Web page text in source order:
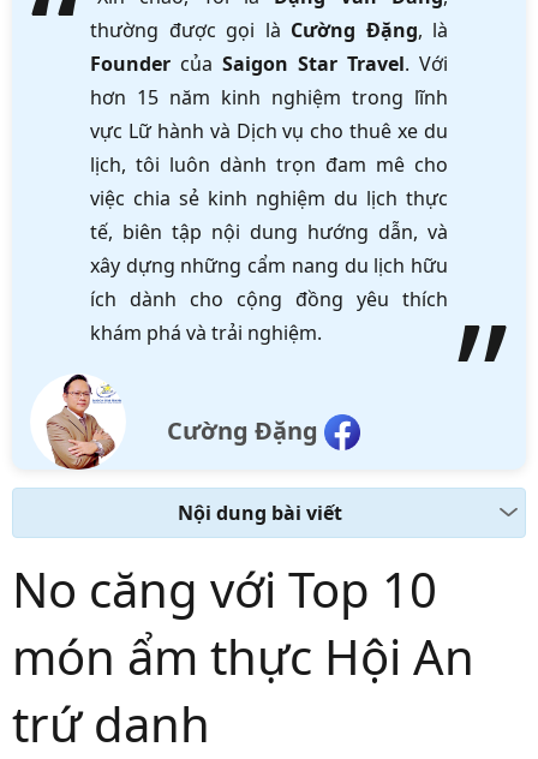
thường được gọi là Cường Đặng, là
Founder của Saigon Star Travel. Với
hơn 15 năm kinh nghiệm trong lĩnh
vực Lữ hành và Dịch vụ cho thuê xe du
lịch, tôi luôn dành trọn đam mê cho
việc chia sẻ kinh nghiệm du lịch thực
tế, biên tập nội dung hướng dẫn, và
xây dựng những cẩm nang du lịch hữu
ích dành cho cộng đồng yêu thích
khám phá và trải nghiệm.
Cường Đặng
Nội dung bài viết
No căng với Top 10
món ẩm thực Hội An
trứ danh